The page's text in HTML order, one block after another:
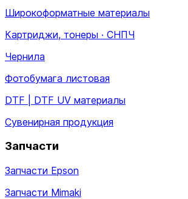
Широкоформатные материалы
Картриджи, тонеры · СНПЧ
Чернила
Фотобумага листовая
DTF | DTF UV материалы
Сувенирная продукция
Запчасти
Запчасти Epson
Запчасти Mimaki